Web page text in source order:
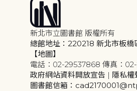
新北市立圖書館 版權所有
總館地址：220218 新北市板橋
【地圖】
電話：02-29537868 傳真：
政府網站資料開放宣告 | 隱私權
圖書館信箱：